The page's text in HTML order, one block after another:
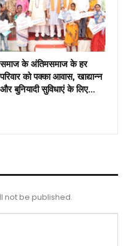
समाज के अंतिमसमाज के हर
परिवार को पक्का आवास, खाद्यान्न
और बुनियादी सुविधाएं के लिए…
not be published.